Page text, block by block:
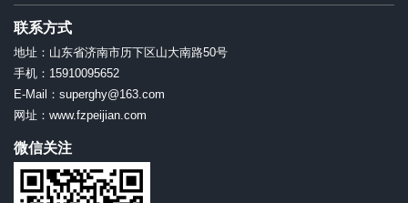
联系方式
地址：山东省济南市历下区山大南路50号
手机：15910095652
E-Mail：superghy@163.com
网址：www.fzpeijian.com
微信关注